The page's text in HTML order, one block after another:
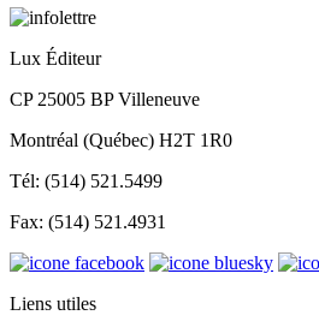
Lux Éditeur
CP 25005 BP Villeneuve
Montréal (Québec) H2T 1R0
Tél: (514) 521.5499
Fax: (514) 521.4931
Liens utiles